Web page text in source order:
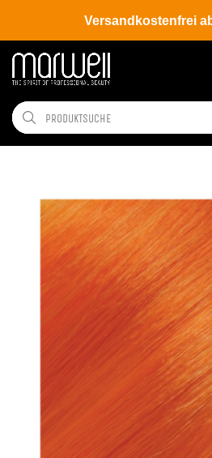
Versandkostenfrei
Shop Brands L'ANZA Coloration